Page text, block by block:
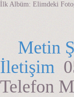
İlk Albüm: Elimdeki
Metin
İletişim
Telefon